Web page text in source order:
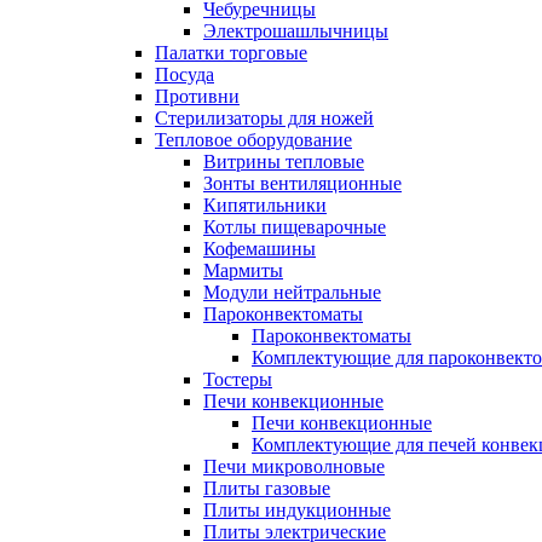
Чебуречницы
Электрошашлычницы
Палатки торговые
Посуда
Противни
Стерилизаторы для ножей
Тепловое оборудование
Витрины тепловые
Зонты вентиляционные
Кипятильники
Котлы пищеварочные
Кофемашины
Мармиты
Модули нейтральные
Пароконвектоматы
Пароконвектоматы
Комплектующие для
Тостеры
Печи конвекционные
Печи конвекционные
Комплектующие для печей
Печи микроволновые
Плиты газовые
Плиты индукционные
Плиты электрические